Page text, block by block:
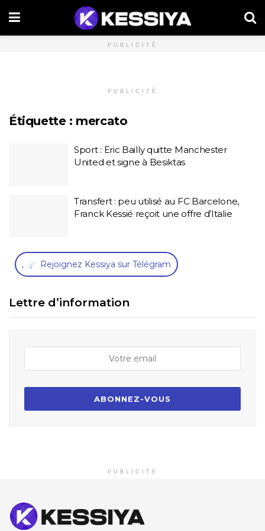
PUBLICITÉ
PUBLICITÉ
Étiquette : mercato
Sport : Eric Bailly quitte Manchester
United et signe à Besiktas
Transfert : peu utilisé au FC Barcelone,
Franck Kessié reçoit une offre d’Italie
, Rejoignez Kessiya sur Télégram
Lettre d’information
PUBLICITÉ